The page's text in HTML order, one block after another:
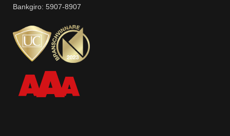
Bankgiro: 5907-8907